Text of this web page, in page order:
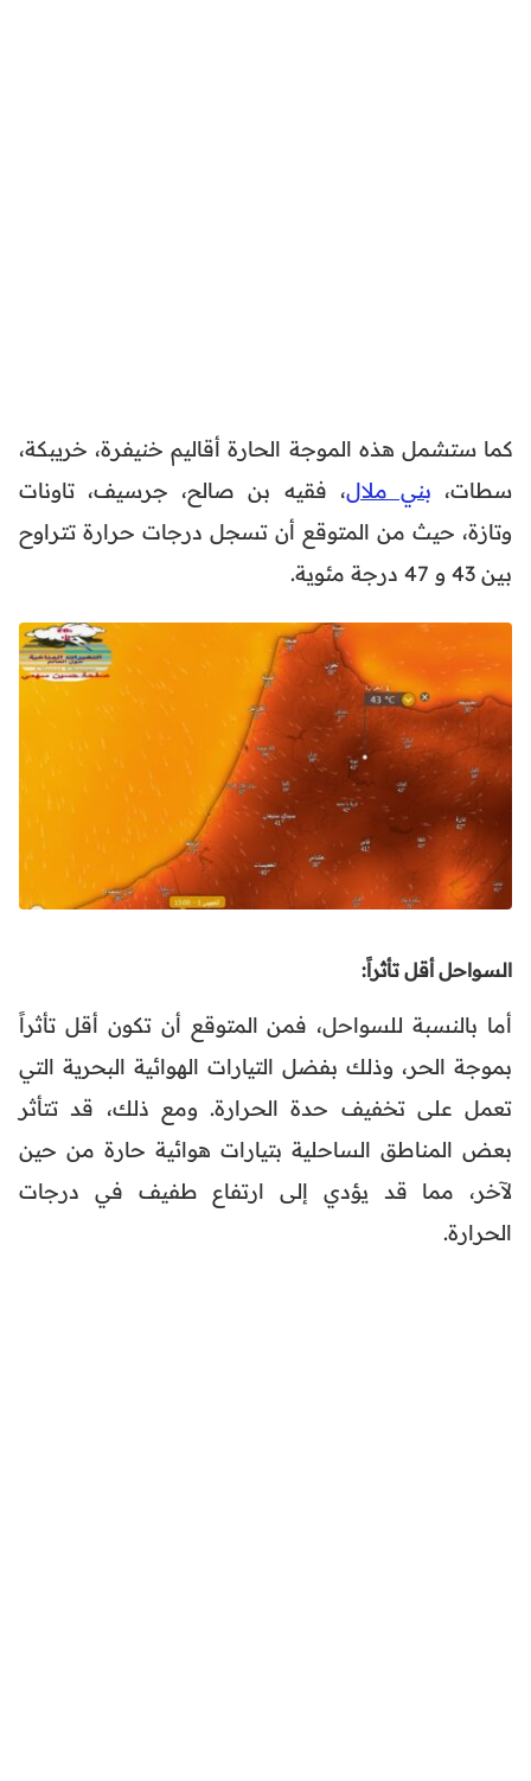
كما ستشمل هذه الموجة الحارة أقاليم خنيفرة، خريبكة،
سطات، بني ملال، فقيه بن صالح، جرسيف، تاونات
وتازة، حيث من المتوقع أن تسجل درجات حرارة تتراوح
بين 43 و 47 درجة مئوية.
السواحل أقل تأثراً:
أما بالنسبة للسواحل، فمن المتوقع أن تكون أقل تأثراً
بموجة الحر، وذلك بفضل التيارات الهوائية البحرية التي
تعمل على تخفيف حدة الحرارة. ومع ذلك، قد تتأثر
بعض المناطق الساحلية بتيارات هوائية حارة من حين
لآخر، مما قد يؤدي إلى ارتفاع طفيف في درجات
الحرارة.